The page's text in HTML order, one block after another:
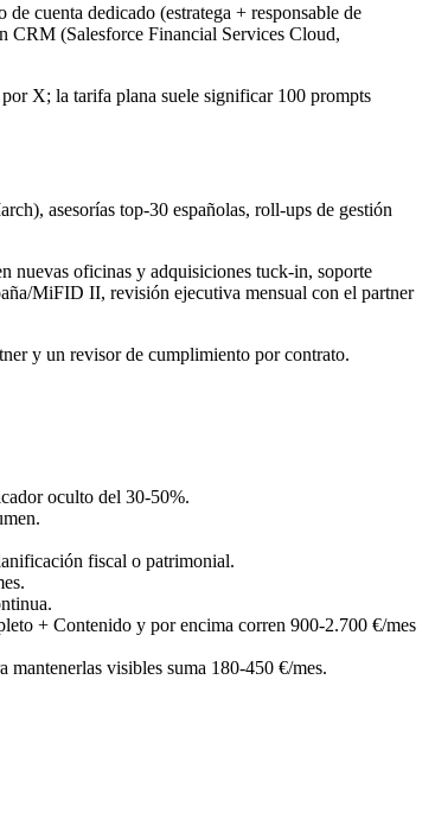
cuenta dedicado (estratega + responsable de
CRM (Salesforce Financial Services Cloud,
X; la tarifa plana suele significar 100 prompts
asesorías top-30 españolas, roll-ups de gestión
nuevas oficinas y adquisiciones tuck-in, soporte
MiFID II, revisión ejecutiva mensual con el partner
y un revisor de cumplimiento por contrato.
oculto del 30-50%.
fiscal o patrimonial.
+ Contenido y por encima corren 900-2.700 €/mes
visibles suma 180-450 €/mes.